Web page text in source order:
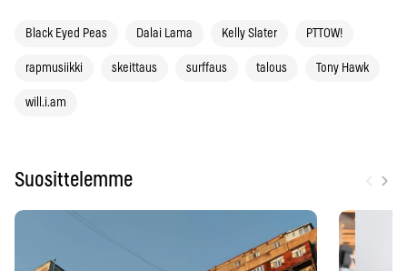
Black Eyed Peas Dalai Lama Kelly Slater PTTOW!
rapmusiikki skeittaus surffaus talous Tony Hawk
will.i.am
Suosittelemme ›